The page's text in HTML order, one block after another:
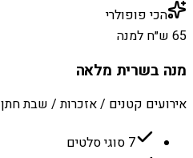
הכי פופולרי
65 ש״ח למנה
מנה בשרית מלאה
אירועים קטנים / אזכרות / שבת חתן
7 סוגי סלטים